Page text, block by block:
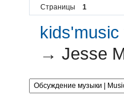
Страницы 1
kids'music
→Jesse